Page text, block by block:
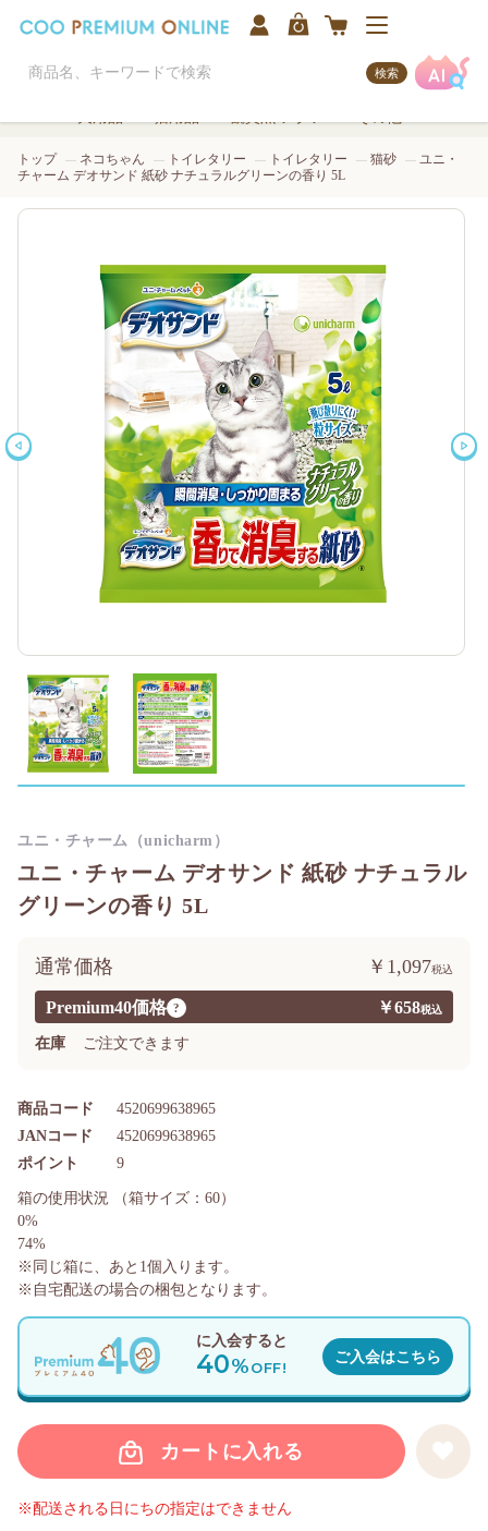
検索
トップ ネコちゃん トイレタリー トイレタリー 猫砂
ユニ・
チャーム デオサンド 紙砂 ナチュラルグリーンの香り 5L
ユニ・チャーム デオサンド 紙砂 ナチュラル
グリーンの香り 5L
Premium40価格 ? ￥658
通常価格 ￥1,097
在庫 ご注文できます
商品コード 4520699638965
ポイント 9
JANコード 4520699638965
カートに入れる
ユニ・チャーム（unicharm）
※配送される日にちの指定はできません
に入会すると
40%OFF!
ご入会はこちら
箱の使用状況
（箱サイズ：60）
0%
74%
※同じ箱に、あと 1個入ります。
※自宅配送の場合の梱包となります。